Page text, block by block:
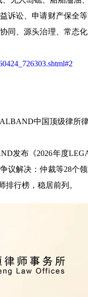
诉讼、申请财产保全
同、源头治理、常态
中国顶级律所
发布《2026年度
议解决：仲裁等28个
排行榜，稳居前列。